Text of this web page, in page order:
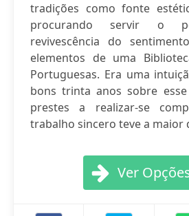
tradições como fonte
procurando servir o
revivescência do
elementos de uma
Portuguesas. Era uma
bons trinta anos sobre
prestes a realizar-se
trabalho sincero teve a maior
Ver